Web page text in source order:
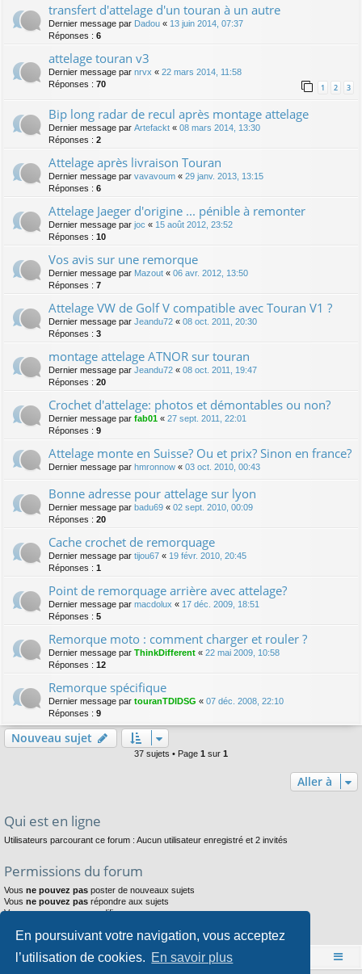
En poursuivant votre navigation, vous acceptez
l’utilisation de cookies. En savoir plus
transfert d'attelage d'un touran à un autre
Dernier message par Dadou « 13 juin 2014, 07:37
Réponses : 6
attelage touran v3
Dernier message par nrvx « 22 mars 2014, 11:58
Réponses : 70 1 2 3
Bip long radar de recul après montage attelage
Dernier message par Artefackt « 08 mars 2014, 13:30
Réponses : 2
Attelage après livraison Touran
Dernier message par vavavoum « 29 janv. 2013, 13:15
Réponses : 6
Attelage Jaeger d'origine ... pénible à remonter
Dernier message par joc « 15 août 2012, 23:52
Réponses : 10
Vos avis sur une remorque
Dernier message par Mazout « 06 avr. 2012, 13:50
Réponses : 7
Attelage VW de Golf V compatible avec Touran V1 ?
Dernier message par Jeandu72 « 08 oct. 2011, 20:30
Réponses : 3
montage attelage ATNOR sur touran
Dernier message par Jeandu72 « 08 oct. 2011, 19:47
Réponses : 20
Crochet d'attelage: photos et démontables ou non?
Dernier message par fab01 « 27 sept. 2011, 22:01
Réponses : 9
Attelage monte en Suisse? Ou et prix? Sinon en france?
Dernier message par hmronnow « 03 oct. 2010, 00:43
Bonne adresse pour attelage sur lyon
Dernier message par badu69 « 02 sept. 2010, 00:09
Réponses : 20
Cache crochet de remorquage
Dernier message par tijou67 « 19 févr. 2010, 20:45
Réponses : 1
Point de remorquage arrière avec attelage?
Dernier message par macdolux « 17 déc. 2009, 18:51
Réponses : 5
Remorque moto : comment charger et rouler ?
Dernier message par ThinkDifferent « 22 mai 2009, 10:58
Réponses : 12
Remorque spécifique
Dernier message par touranTDIDSG « 07 déc. 2008, 22:10
Réponses : 9
Nouveau sujet
37 sujets • Page 1 sur 1
Aller à
Qui est en ligne
Utilisateurs parcourant ce forum : Aucun utilisateur enregistré et 2 invités
Permissions du forum
Vous ne pouvez pas poster de nouveaux sujets
Vous ne pouvez pas répondre aux sujets
Vousne pouvez pasmodifier vos messages
Vousne pouvez pasjoindre des fichiers
Accueil Index du forum